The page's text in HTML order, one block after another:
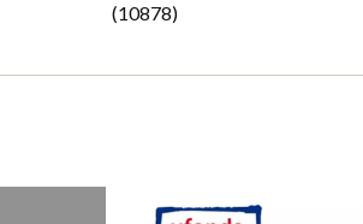
(10878)